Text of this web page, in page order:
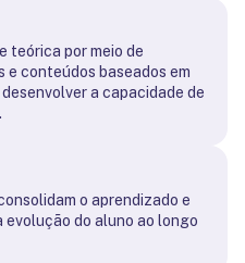
teórica por meio de
conteúdos baseados em
a capacidade de
o aprendizado e
do aluno ao longo